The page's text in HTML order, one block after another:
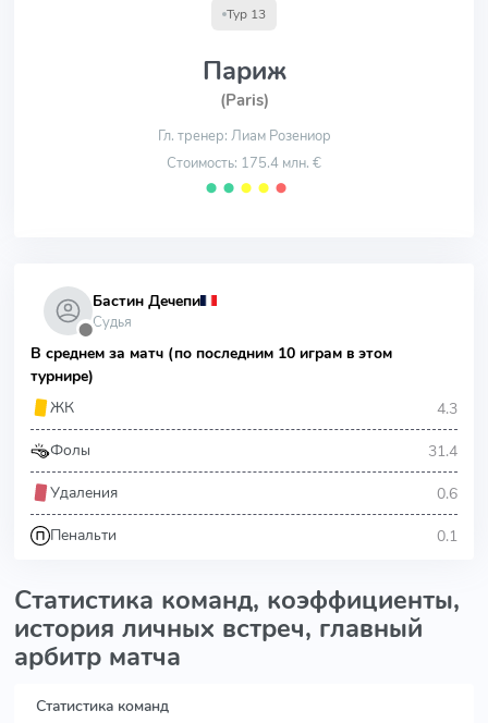
Тур 13
Париж
(Paris)
Гл. тренер: Лиам Розениор
Стоимость: 175.4 млн. €
⬤ ⬤ ⬤ ⬤ ⬤
⬤
Бастин Дечепи
Судья
В среднем за матч (по последним 10 играм в этом
турнире)
ЖК
4.3
Фолы 31.4
Удаления 0.6
Пенальти 0.1
Статистика команд, коэффициенты,
история личных встреч, главный
арбитр матча
Статистика команд